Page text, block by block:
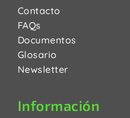
Contacto
FAQs
Documentos
Glosario
Newsletter
Información